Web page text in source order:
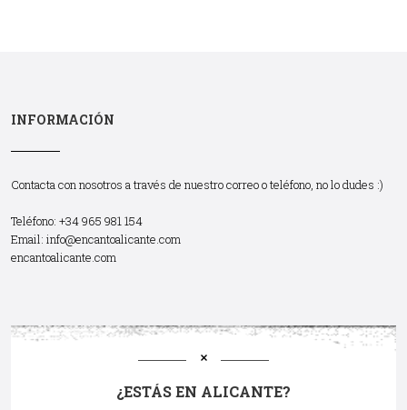
INFORMACIÓN
Contacta con nosotros a través de nuestro correo o teléfono, no lo dudes :)
Teléfono: +34 965 981 154
Email: info@encantoalicante.com
encantoalicante.com
¿ESTÁS EN ALICANTE?